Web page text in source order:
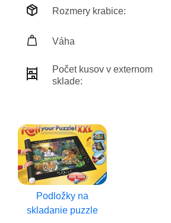
Rozmery krabice:
Váha
Počet kusov v externom
sklade:
Podložky na
skladanie puzzle